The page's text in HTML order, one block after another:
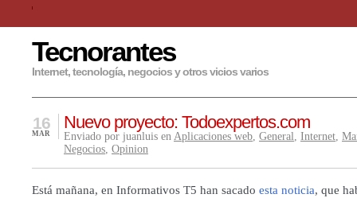
Tecnorantes
Internet, tecnología, negocios y otros vicios varios
Nuevo proyecto: Todoexpertos.com
16
MAR Enviado por juanluis en Aplicaciones web, General, Internet,
Negocios, Opinion
Está mañana, en Informativos T5 han sacado esta noticia, que